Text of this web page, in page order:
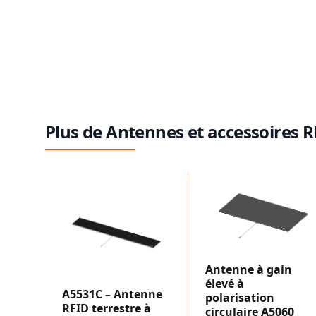
Plus de Antennes et accessoires
A5531C – Antenne
RFID terrestre à
Antenne à gain
élevé à
polarisation
circulaire A5060